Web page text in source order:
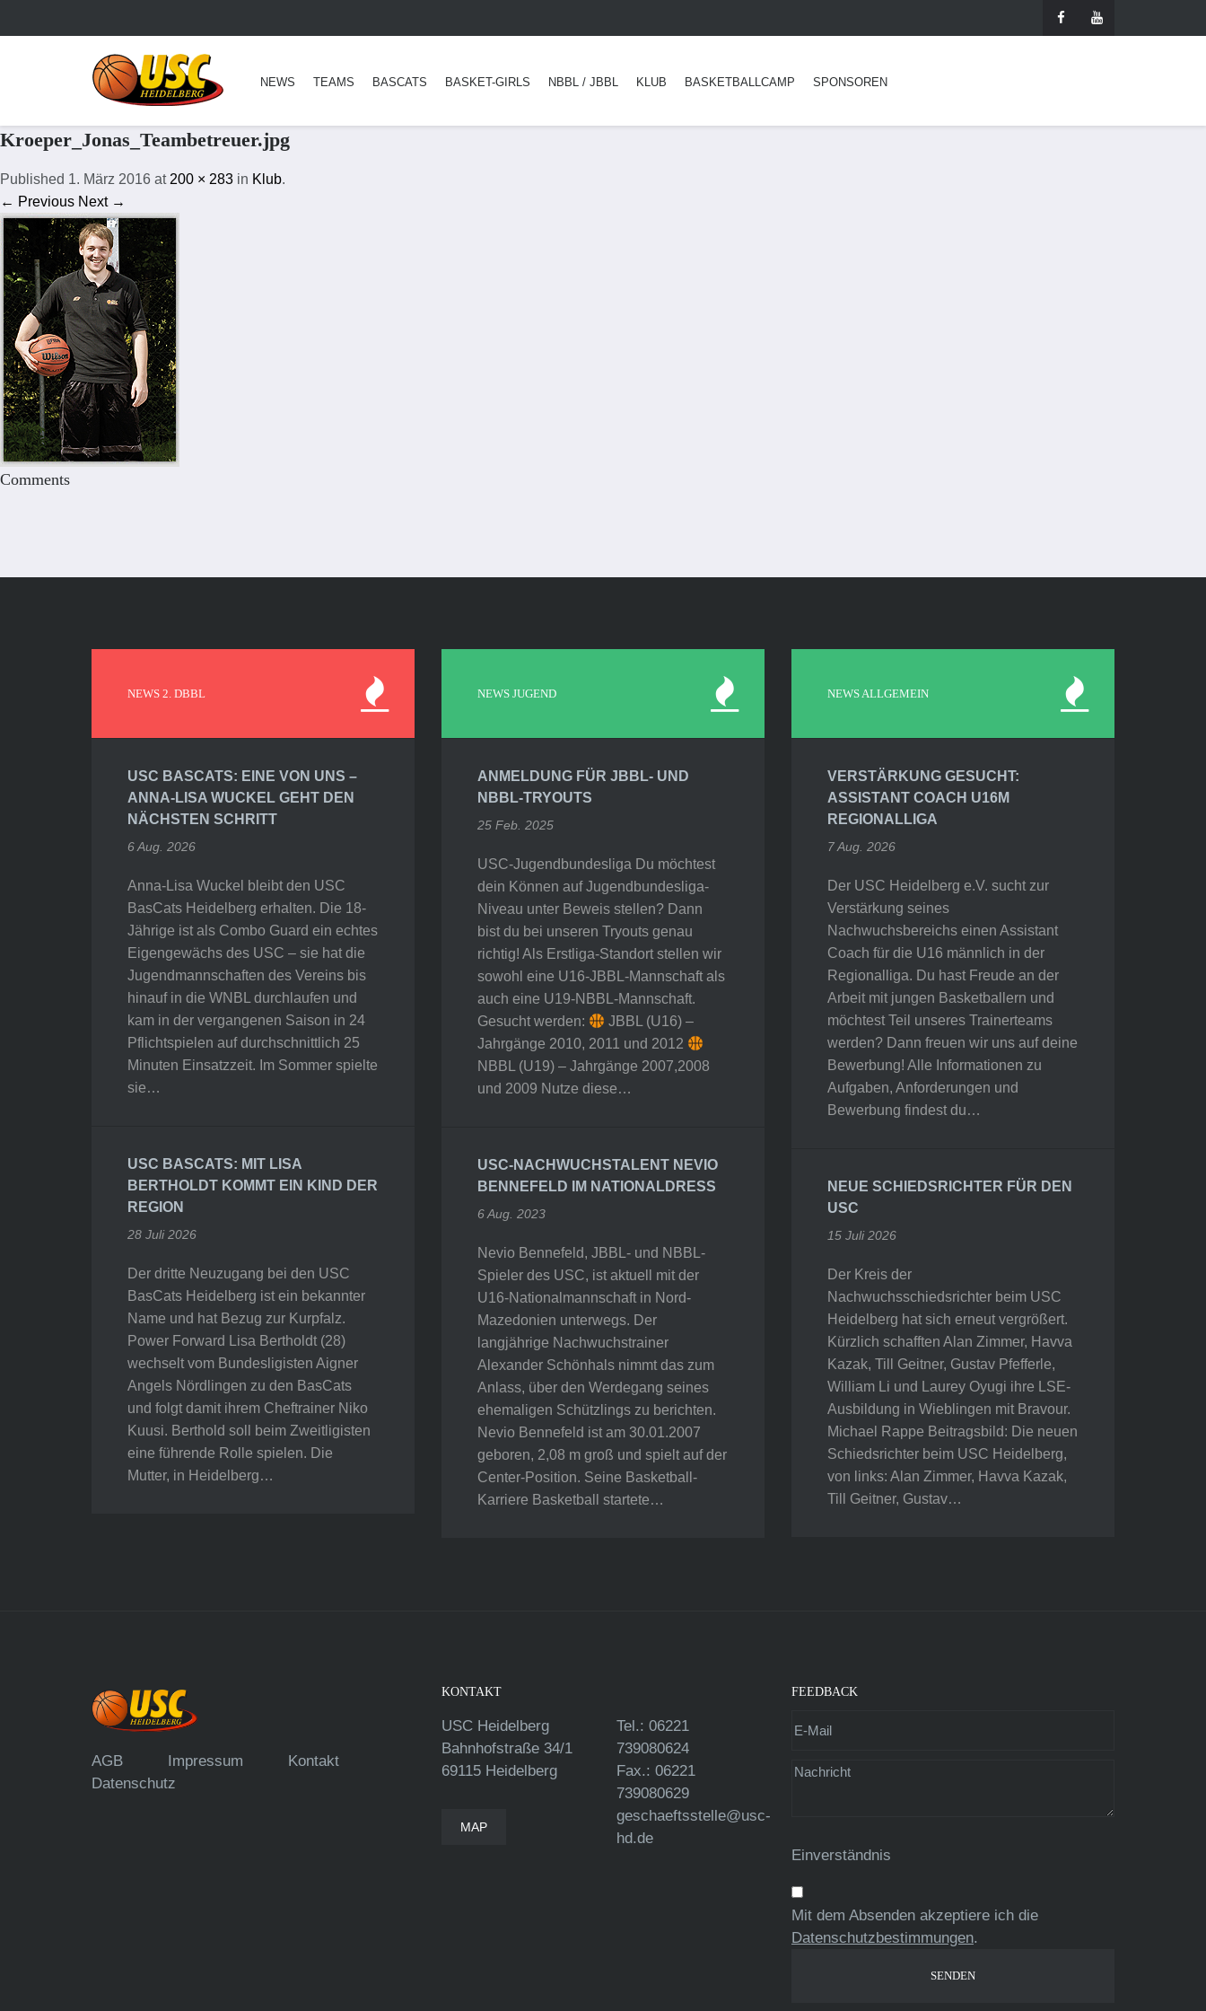
NEWS TEAMS BASCATS BASKET-GIRLS NBBL / JBBL KLUB BASKETBALLCAMP SPONSOREN
Kroeper_Jonas_Teambetreuer.jpg
Published 1. März 2016 at 200 × 283 in Klub.
← Previous Next →
Comments
NEWS 2. DBBL
USC BASCATS: EINE VON UNS –
ANNA-LISA WUCKEL GEHT DEN
NÄCHSTEN SCHRITT
6 Aug. 2026
Anna-Lisa Wuckel bleibt den USC
BasCats Heidelberg erhalten. Die 18-
Jährige ist als Combo Guard ein echtes
Eigengewächs des USC – sie hat die
Jugendmannschaften des Vereins bis
hinauf in die WNBL durchlaufen und
kam in der vergangenen Saison in 24
Pflichtspielen auf durchschnittlich 25
Minuten Einsatzzeit. Im Sommer spielte
sie…
USC BASCATS: MIT LISA
BERTHOLDT KOMMT EIN KIND DER
REGION
28 Juli 2026
Der dritte Neuzugang bei den USC
BasCats Heidelberg ist ein bekannter
Name und hat Bezug zur Kurpfalz.
Power Forward Lisa Bertholdt (28)
wechselt vom Bundesligisten Aigner
Angels Nördlingen zu den BasCats
und folgt damit ihrem Cheftrainer Niko
Kuusi. Berthold soll beim Zweitligisten
eine führende Rolle spielen. Die
Mutter, in Heidelberg…
NEWS JUGEND
ANMELDUNG FÜR JBBL- UND
NBBL-TRYOUTS
25 Feb. 2025
USC-Jugendbundesliga Du möchtest
dein Können auf Jugendbundesliga-
Niveau unter Beweis stellen? Dann
bist du bei unseren Tryouts genau
richtig! Als Erstliga-Standort stellen wir
sowohl eine U16-JBBL-Mannschaft als
auch eine U19-NBBL-Mannschaft.
Gesucht werden:
JBBL (U16) –
Jahrgänge 2010, 2011 und 2012
NBBL (U19) – Jahrgänge 2007,2008
und 2009 Nutze diese…
USC-NACHWUCHSTALENT NEVIO
BENNEFELD IM NATIONALDRESS
6 Aug. 2023
Nevio Bennefeld, JBBL- und NBBL-
Spieler des USC, ist aktuell mit der
U16-Nationalmannschaft in Nord-
Mazedonien unterwegs. Der
langjährige Nachwuchstrainer
Alexander Schönhals nimmt das zum
Anlass, über den Werdegang seines
ehemaligen Schützlings zu berichten.
Nevio Bennefeld ist am 30.01.2007
geboren, 2,08 m groß und spielt auf der
Center-Position. Seine Basketball-
Karriere Basketball startete…
NEWS ALLGEMEIN
VERSTÄRKUNG GESUCHT:
ASSISTANT COACH U16M
REGIONALLIGA
7 Aug. 2026
Der USC Heidelberg e.V. sucht zur
Verstärkung seines
Nachwuchsbereichs einen Assistant
Coach für die U16 männlich in der
Regionalliga. Du hast Freude an der
Arbeit mit jungen Basketballern und
möchtest Teil unseres Trainerteams
werden? Dann freuen wir uns auf deine
Bewerbung! Alle Informationen zu
Aufgaben, Anforderungen und
Bewerbung findest du…
NEUE SCHIEDSRICHTER FÜR DEN
USC
15 Juli 2026
Der Kreis der
Nachwuchsschiedsrichter beim USC
Heidelberg hat sich erneut vergrößert.
Kürzlich schafften Alan Zimmer, Havva
Kazak, Till Geitner, Gustav Pfefferle,
William Li und Laurey Oyugi ihre LSE-
Ausbildung in Wieblingen mit Bravour.
Michael Rappe Beitragsbild: Die neuen
Schiedsrichter beim USC Heidelberg,
von links: Alan Zimmer, Havva Kazak,
Till Geitner, Gustav…
AGB Impressum
Kontakt
Datenschutz
KONTAKT
USC Heidelberg
Bahnhofstraße 34/1
69115 Heidelberg
MAP
Tel.: 06221
739080624
Fax.: 06221
739080629
geschaeftsstelle@usc-
hd.de
FEEDBACK
Einverständnis
Mit dem Absenden akzeptiere ich die
Datenschutzbestimmungen.